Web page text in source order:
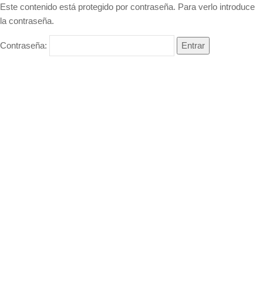
Este contenido está protegido por contraseña. Para verlo introduce
la contraseña.
Contraseña: